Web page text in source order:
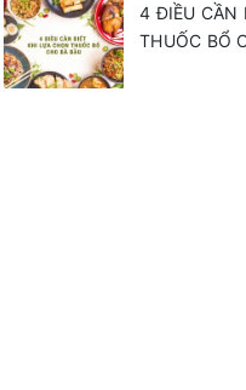
4 ĐIỀU CẦN
THUỐC BỔ